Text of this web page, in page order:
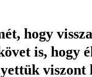
hogy
is, hogy
viszont